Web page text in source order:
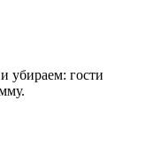
убираем: гости